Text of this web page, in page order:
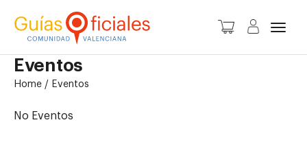
Eventos
Home / Eventos
No Eventos